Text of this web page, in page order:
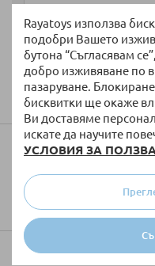
Rayatoys използва
подобри Вашето
бутона “Съгласявам
добро изживяване по
пазаруване.
бисквитки ще окаже
Ви доставяме
искате да научите
УСЛОВИЯ ЗА
Колко ще струва
Купи на вноски